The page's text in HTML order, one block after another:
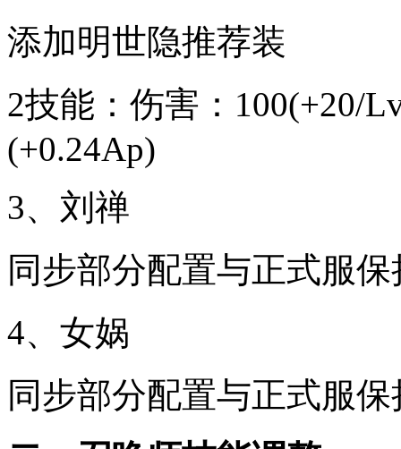
添加明世隐推荐装
2技能：伤害：100(+20/
(+0.24Ap)
3、刘禅
同步部分配置与正式服
4、女娲
同步部分配置与正式服